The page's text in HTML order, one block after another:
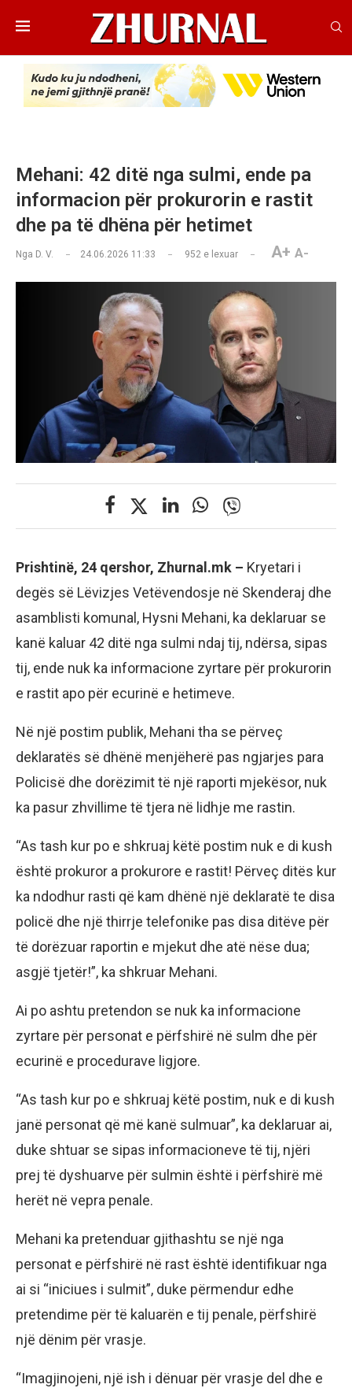
Mehani: 42 ditë nga sulmi, ende pa
informacion për prokurorin e rastit
dhe pa të dhëna për hetimet
Nga D. V. 24.06.2026 11:33 952 e lexuar A+ A-
Prishtinë, 24 qershor, Zhurnal.mk – Kryetari i
degës së Lëvizjes Vetëvendosje në Skenderaj dhe
asamblisti komunal, Hysni Mehani, ka deklaruar se
kanë kaluar 42 ditë nga sulmi ndaj tij, ndërsa, sipas
tij, ende nuk ka informacione zyrtare për prokurorin
e rastit apo për ecurinë e hetimeve.
Në një postim publik, Mehani tha se përveç
deklaratës së dhënë menjëherë pas ngjarjes para
Policisë dhe dorëzimit të një raporti mjekësor, nuk
ka pasur zhvillime të tjera në lidhje me rastin.
“As tash kur po e shkruaj këtë postim nuk e di kush
është prokuror a prokurore e rastit! Përveç ditës kur
ka ndodhur rasti që kam dhënë një deklaratë te disa
policë dhe një thirrje telefonike pas disa ditëve për
të dorëzuar raportin e mjekut dhe atë nëse dua;
asgjë tjetër!”, ka shkruar Mehani.
Ai po ashtu pretendon se nuk ka informacione
zyrtare për personat e përfshirë në sulm dhe për
ecurinë e procedurave ligjore.
“As tash kur po e shkruaj këtë postim, nuk e di kush
janë personat që më kanë sulmuar”, ka deklaruar ai,
duke shtuar se sipas informacioneve të tij, njëri
prej të dyshuarve për sulmin është i përfshirë më
herët në vepra penale.
Mehani ka pretenduar gjithashtu se një nga
personat e përfshirë në rast është identifikuar nga
ai si “iniciues i sulmit”, duke përmendur edhe
pretendime për të kaluarën e tij penale, përfshirë
një dënim për vrasje.
“Imagjinojeni, një ish i dënuar për vrasje del dhe e